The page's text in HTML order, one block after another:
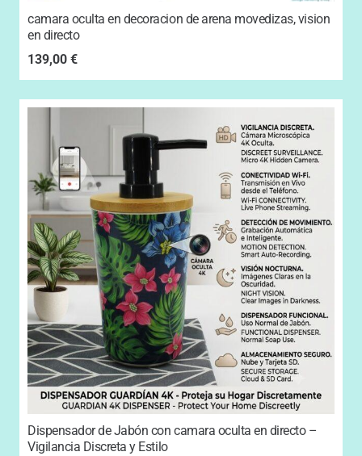
camara oculta en decoracion de arena movedizas, vision
en directo
139,00 €
Dispensador de Jabón con camara oculta en directo –
Vigilancia Discreta y Estilo